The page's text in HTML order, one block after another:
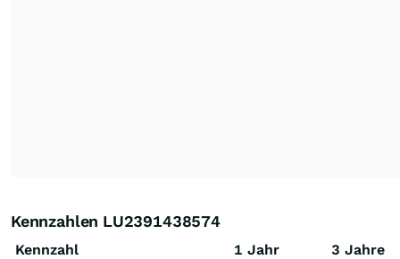
Kennzahlen LU2391438574
Kennzahl 1 Jahr
3 Jahre